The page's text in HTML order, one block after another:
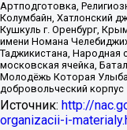
Артподготовка,
Колумбайн, Хатлонский
Кушкуль г. Оренбург,
имени Номана
Таджикистана, Народная
московская ячейка,
Молодёжь Которая
добровольческий корпус
Источник: http://
organizacii-i-